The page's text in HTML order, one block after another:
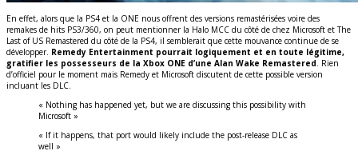
En effet, alors que la PS4 et la ONE nous offrent des versions remastérisées voire des
remakes de hits PS3/360, on peut mentionner la Halo MCC du côté de chez Microsoft et The
Last of US Remastered du côté de la PS4, il semblerait que cette mouvance continue de se
développer. Remedy Entertainment pourrait logiquement et en toute légitime,
gratifier les possesseurs de la Xbox ONE d’une Alan Wake Remastered. Rien
d’officiel pour le moment mais Remedy et Microsoft discutent de cette possible version
incluant les DLC.
« Nothing has happened yet, but we are discussing this possibility with
Microsoft »
« If it happens, that port would likely include the post-release DLC as
well »